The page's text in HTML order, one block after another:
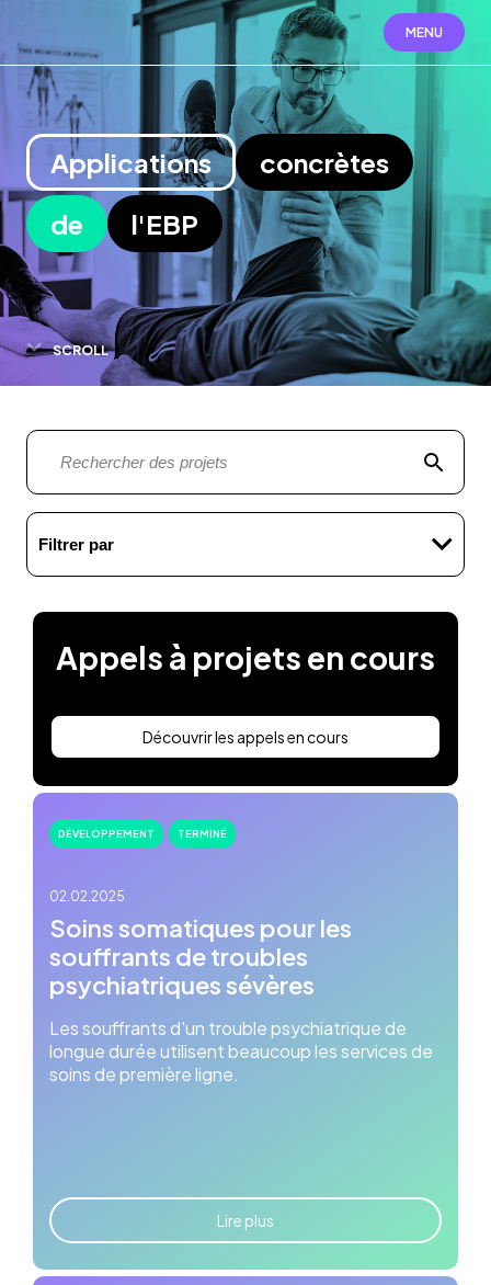
MENU
Applications
concrètes
de
l'EBP
SCROLL
Filtrer par
Appels à projets en cours
Découvrir les appels en cours
DÉVELOPPEMENT TERMINÉ
02.02.2025
Soins somatiques pour les
souffrants de troubles
psychiatriques sévères
Les souffrants d'un trouble psychiatrique de
longue durée utilisent beaucoup les services de
soins de première ligne.
Lire plus